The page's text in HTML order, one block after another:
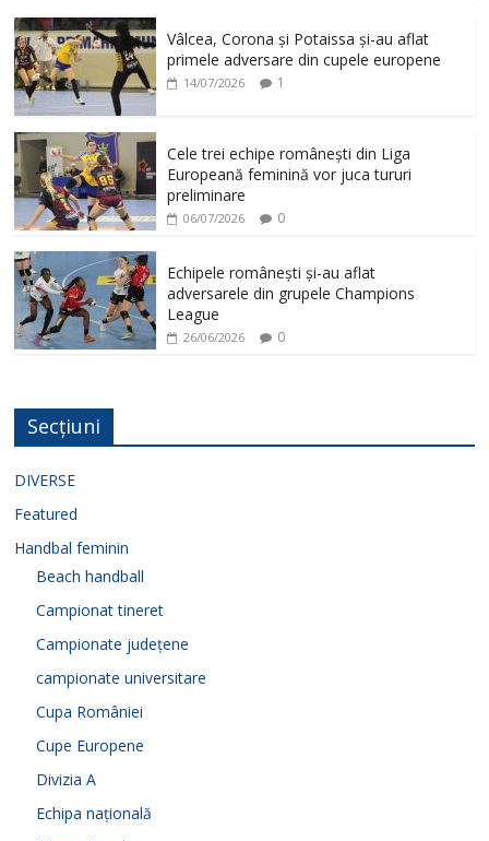
Vâlcea, Corona și Potaissa și-au aflat
primele adversare din cupele europene
14/07/2026 1
Cele trei echipe românești din Liga
Europeană feminină vor juca tururi
preliminare
06/07/2026 0
Echipele românești și-au aflat
adversarele din grupele Champions
League
26/06/2026 0
Secțiuni
DIVERSE
Featured
Handbal feminin
Beach handball
Campionat tineret
Campionate județene
campionate universitare
Cupa României
Cupe Europene
Divizia A
Echipa națională